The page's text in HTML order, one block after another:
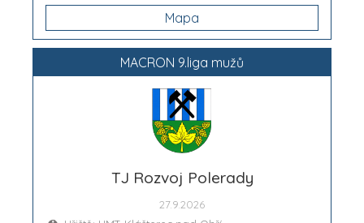
Mapa
MACRON 9.liga mužů
TJ Rozvoj Polerady
27.9.2026